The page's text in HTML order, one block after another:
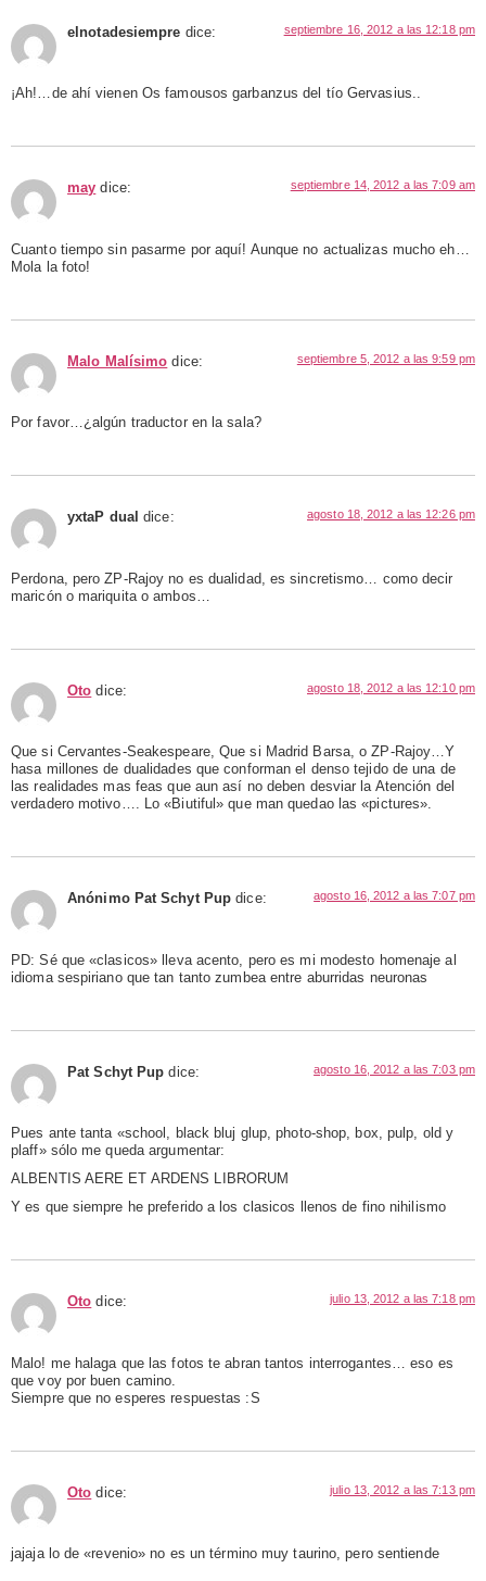
elnotadesiempre dice: septiembre 16, 2012 a las 12:18 pm
¡Ah!…de ahí vienen Os famousos garbanzus del tío Gervasius..
may dice: septiembre 14, 2012 a las 7:09 am
Cuanto tiempo sin pasarme por aquí! Aunque no actualizas mucho eh…
Mola la foto!
Malo Malísimo dice: septiembre 5, 2012 a las 9:59 pm
Por favor…¿algún traductor en la sala?
yxtaP dual dice: agosto 18, 2012 a las 12:26 pm
Perdona, pero ZP-Rajoy no es dualidad, es sincretismo… como decir
maricón o mariquita o ambos…
Oto dice: agosto 18, 2012 a las 12:10 pm
Que si Cervantes-Seakespeare, Que si Madrid Barsa, o ZP-Rajoy…Y
hasa millones de dualidades que conforman el denso tejido de una de
las realidades mas feas que aun así no deben desviar la Atención del
verdadero motivo…. Lo «Biutiful» que man quedao las «pictures».
Anónimo Pat Schyt Pup dice: agosto 16, 2012 a las 7:07 pm
PD: Sé que «clasicos» lleva acento, pero es mi modesto homenaje al
idioma sespiriano que tan tanto zumbea entre aburridas neuronas
Pat Schyt Pup dice: agosto 16, 2012 a las 7:03 pm
Pues ante tanta «school, black bluj glup, photo-shop, box, pulp, old y
plaff» sólo me queda argumentar:
ALBENTIS AERE ET ARDENS LIBRORUM
Y es que siempre he preferido a los clasicos llenos de fino nihilismo
Oto dice: julio 13, 2012 a las 7:18 pm
Malo! me halaga que las fotos te abran tantos interrogantes… eso es
que voy por buen camino.
Siempre que no esperes respuestas :S
Oto dice: julio 13, 2012 a las 7:13 pm
jajaja lo de «revenio» no es un término muy taurino, pero sentiende